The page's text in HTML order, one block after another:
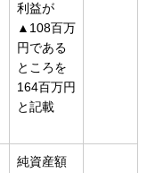
利益が
▲108百万
円である
ところを
164百万円
と記載
純資産額